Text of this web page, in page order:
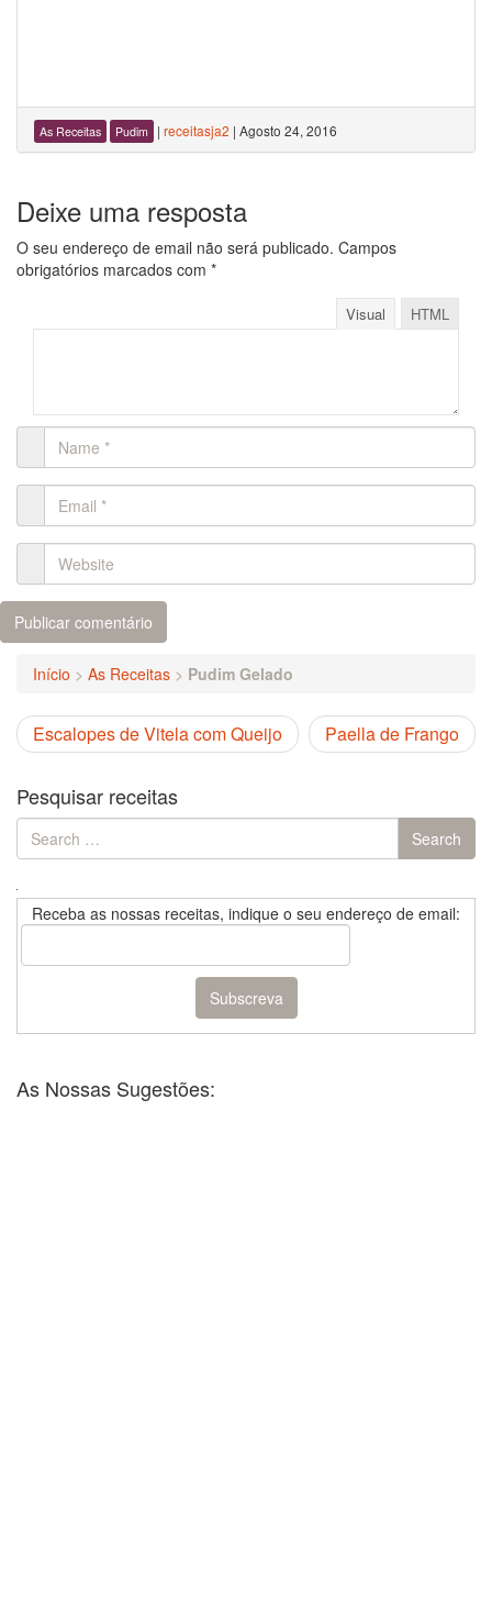
As Receitas Pudim | receitasja2 | Agosto 24, 2016
Deixe uma resposta
O seu endereço de email não será publicado. Campos
obrigatórios marcados com *
Visual HTML
Início > As Receitas > Pudim Gelado
Paella de Frango
Escalopes de Vitela com Queijo
Pesquisar receitas
Search
for:
Search
Receba as nossas receitas, indique o seu endereço de email:
As Nossas Sugestões: